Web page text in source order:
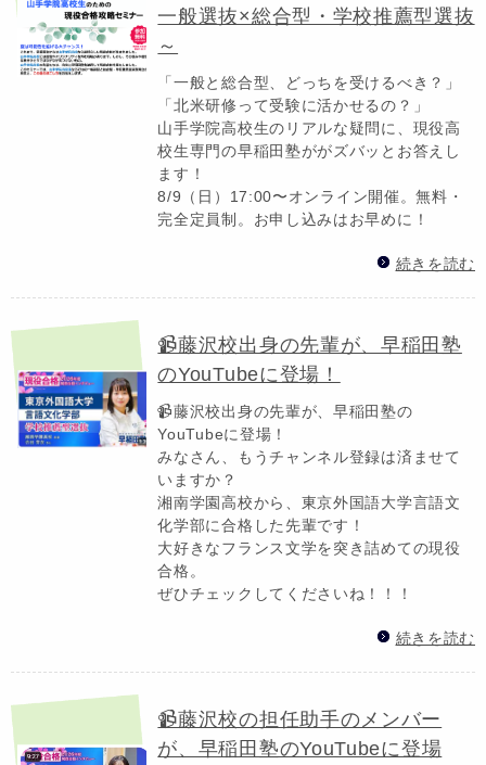
一般選抜×総合型・学校推薦型選抜
～
「一般と総合型、どっちを受けるべき？」
「北米研修って受験に活かせるの？」
山手学院高校生のリアルな疑問に、現役高
校生専門の早稲田塾ががズバッとお答えし
ます！
8/9（日）17:00〜オンライン開催。無料・
完全定員制。お申し込みはお早めに！
続きを読む
📹藤沢校出身の先輩が、早稲田塾
のYouTubeに登場！
📹藤沢校出身の先輩が、早稲田塾の
YouTubeに登場！
みなさん、もうチャンネル登録は済ませて
いますか？
湘南学園高校から、東京外国語大学言語文
化学部に合格した先輩です！
大好きなフランス文学を突き詰めての現役
合格。
ぜひチェックしてくださいね！！！
続きを読む
📹藤沢校の担任助手のメンバー
が、早稲田塾のYouTubeに登場